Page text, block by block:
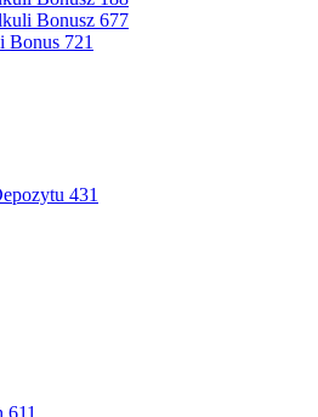
Bonusz 677
Bonus 721
431
611